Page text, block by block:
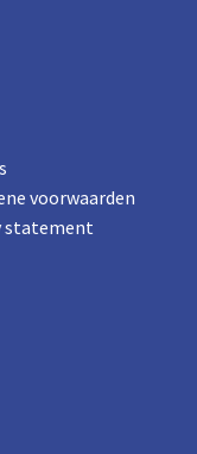
voorwaarden
statement